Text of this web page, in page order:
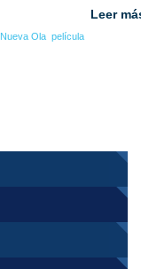
Leer
Nueva Ola película